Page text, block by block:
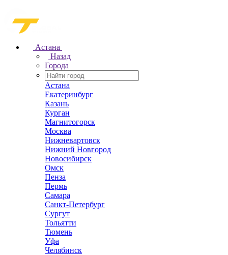
Астана
Назад
Города
Астана
Екатеринбург
Казань
Курган
Магнитогорск
Москва
Нижневартовск
Нижний Новгород
Новосибирск
Омск
Пенза
Пермь
Самара
Санкт-Петербург
Сургут
Тольятти
Тюмень
Уфа
Челябинск